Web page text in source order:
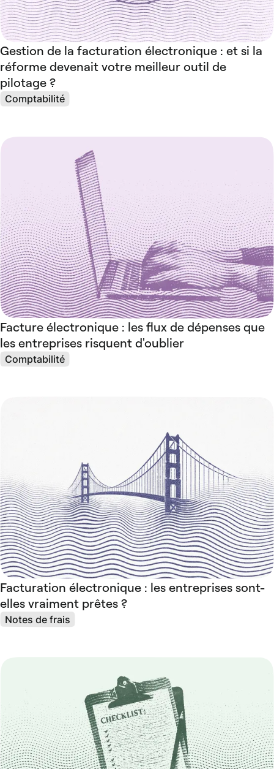
Gestion de la facturation électronique : et si la
réforme devenait votre meilleur outil de
pilotage ?
Comptabilité
Facture électronique : les flux de dépenses que
les entreprises risquent d'oublier
Comptabilité
Facturation électronique : les entreprises sont-
elles vraiment prêtes ?
Notes de frais